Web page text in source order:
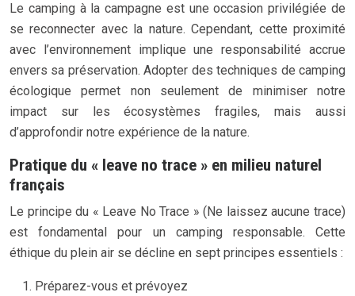
Le camping à la campagne est une occasion privilégiée de
se reconnecter avec la nature. Cependant, cette proximité
avec l’environnement implique une responsabilité accrue
envers sa préservation. Adopter des techniques de camping
écologique permet non seulement de minimiser notre
impact sur les écosystèmes fragiles, mais aussi
d’approfondir notre expérience de la nature.
Pratique du « leave no trace » en milieu naturel
français
Le principe du « Leave No Trace » (Ne laissez aucune trace)
est fondamental pour un camping responsable. Cette
éthique du plein air se décline en sept principes essentiels :
Préparez-vous et prévoyez